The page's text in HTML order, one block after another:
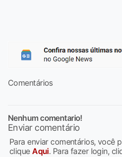
Comentários
Nenhum comentario!
Enviar comentário
Para enviar comentários, você
cliqueAqui. Para fazer login,